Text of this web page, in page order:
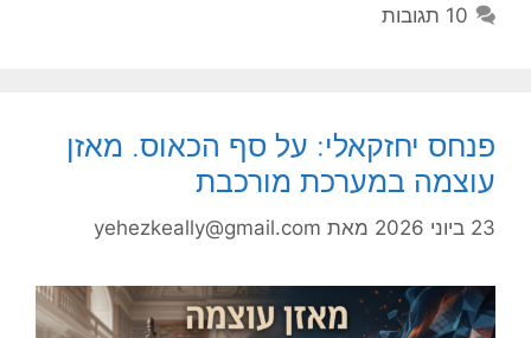
10 תגובות
פנחס יחזקאלי: על סף הכאוס. מאזן
עוצמה במערכת מורכבת
23 ביוני 2026 מאת yehezkeally@gmail.com